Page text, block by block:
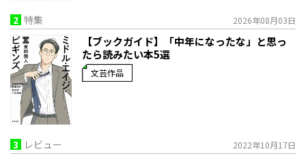
2 特集 2026年08月03日
【ブックガイド】「中年になったな」と思っ
たら読みたい本5選
文芸作品
3 レビュー 2022年10月17日